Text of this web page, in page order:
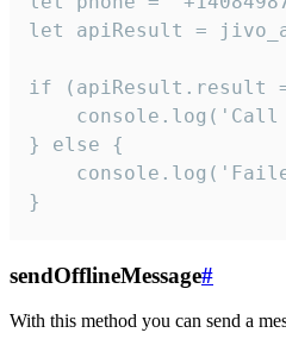
let apiResult =
if (apiResult.result
} else {
}
sendOfflineMessage#
With this method you can send a